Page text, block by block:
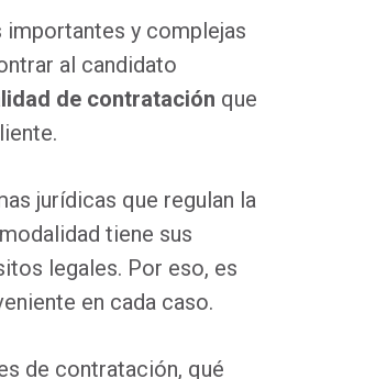
importantes y complejas
al candidato
de contratación que
jurídicas que regulan la
tiene sus
legales. Por eso, es
en cada caso.
de contratación, qué